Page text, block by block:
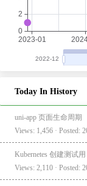
Today In History
uni-app 页面生命周期
Views: 1,456 · Posted:
Kubernetes 创建测试用
Views: 2,110 · Posted: